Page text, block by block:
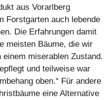
aus Vorarlberg
Forstgarten auch lebende
Die Erfahrungen damit
meisten Bäume, die wir
miserablen Zustand.
und teilweise war
oben.“ Für andere
eine Alternative